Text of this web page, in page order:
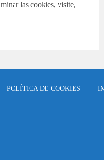
las cookies, visite,
POLÍTICA DE COOKIES